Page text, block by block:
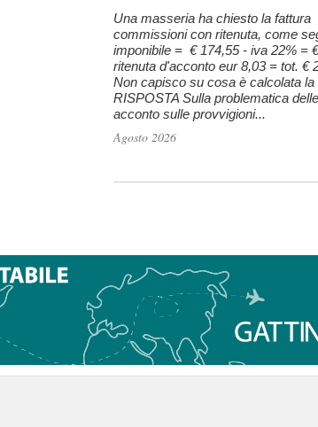
Una masseria ha chiesto la fattura
commissioni con ritenuta, come
imponibile = € 174,55 - iva 22% =
ritenuta d'acconto eur 8,03 = tot. €
Non capisco su cosa è calcolata la
RISPOSTA Sulla problematica
acconto sulle provvigioni...
Agosto 2026